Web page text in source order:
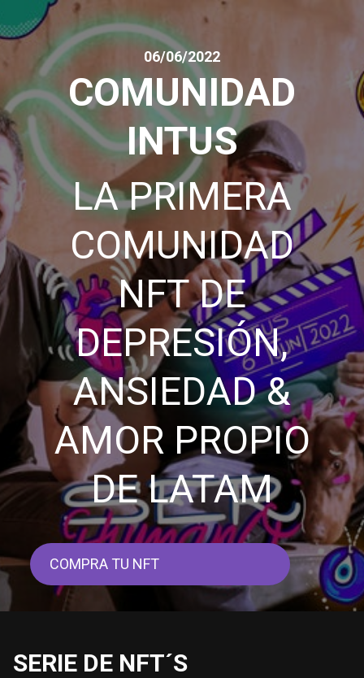
06/06/2022
COMUNIDAD
INTUS
LA PRIMERA
COMUNIDAD
NFT DE
DEPRESIÓN,
ANSIEDAD &
AMOR PROPIO
DE LATAM
COMPRA TU NFT
SERIE DE NFT´S